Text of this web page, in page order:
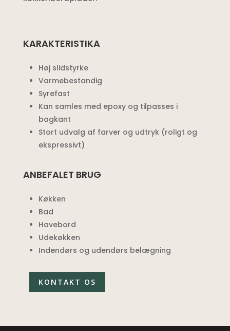
KARAKTERISTIKA
Høj slidstyrke
Varmebestandig
Syrefast
Kan samles med epoxy og tilpasses i
bagkant
Stort udvalg af farver og udtryk (roligt og
ekspressivt)
ANBEFALET BRUG
Køkken
Bad
Havebord
Udekøkken
Indendørs og udendørs belægning
KONTAKT OS